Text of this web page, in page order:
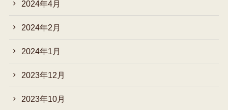
2024年4月
2024年2月
2024年1月
2023年12月
2023年10月